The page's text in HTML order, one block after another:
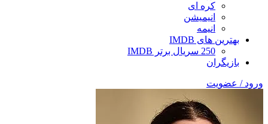
کره ای
انیمیشن
انیمه
بهترین های IMDB
250 سریال برتر IMDB
بازیگران
ورود / عضویت